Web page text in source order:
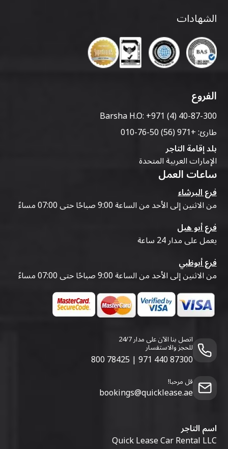
الشهادات
الفروع
Barsha H.O:+971 (4) 40-87-300
طارئ:+971 (56) 50-76-010
بلد إقامة التاجر
الإمارات العربية المتحدة
ساعات العمل
فرع البرشاء
من الاثنين إلى الأحد من الساعة 9:00 صباحًا حتى 07:00 مساءً
فرع أبو هيل
يعمل على مدار 24 ساعة
فرع أبوظبي
من الاثنين إلى الأحد من الساعة 9:00 صباحًا حتى 07:00 مساءً
اتصل بنا الآن على مدار 24/7
للحجز والاستفسار
800 78425 | 971 440 87300
قل مرحبا!
bookings@quicklease.ae
اسم التاجر
Quick Lease Car Rental LLC